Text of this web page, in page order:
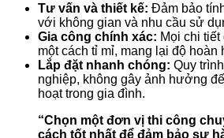
Tư vấn và thiết kế: Đảm bảo
với không gian và nhu cầu sử
Gia công chính xác: Mọi chi
một cách tỉ mỉ, mang lại độ hoàn
Lắp đặt nhanh chóng: Quy
nghiệp, không gây ảnh hưởng
hoạt trong gia đình.
“Chọn một đơn vị thi công
cách tốt nhất để đảm bảo sự